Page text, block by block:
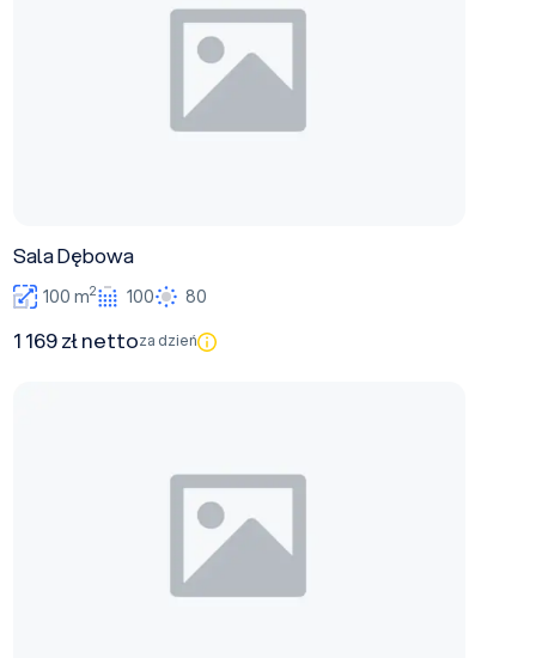
Sala Dębowa
100 m2 100 80
1 169 zł nettoza dzień